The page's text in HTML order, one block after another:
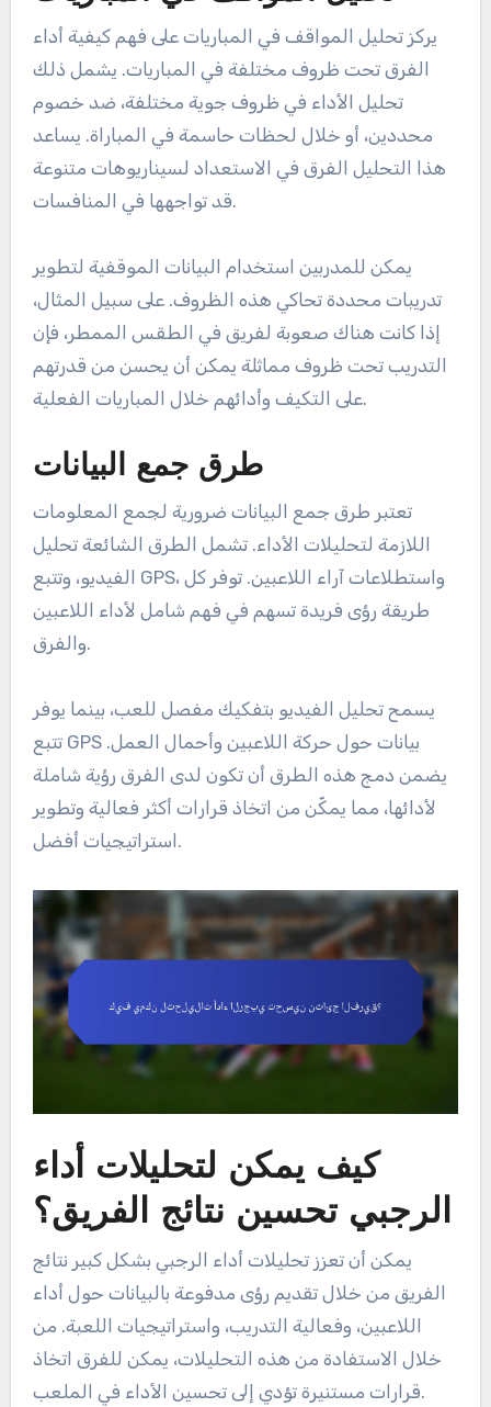
يركز تحليل المواقف في المباريات على فهم كيفية أداء
الفرق تحت ظروف مختلفة في المباريات. يشمل ذلك
تحليل الأداء في ظروف جوية مختلفة، ضد خصوم
محددين، أو خلال لحظات حاسمة في المباراة. يساعد
هذا التحليل الفرق في الاستعداد لسيناريوهات متنوعة
قد تواجهها في المنافسات.
يمكن للمدربين استخدام البيانات الموقفية لتطوير
تدريبات محددة تحاكي هذه الظروف. على سبيل المثال،
إذا كانت هناك صعوبة لفريق في الطقس الممطر، فإن
التدريب تحت ظروف مماثلة يمكن أن يحسن من قدرتهم
على التكيف وأدائهم خلال المباريات الفعلية.
طرق جمع البيانات
تعتبر طرق جمع البيانات ضرورية لجمع المعلومات
اللازمة لتحليلات الأداء. تشمل الطرق الشائعة تحليل
الفيديو، وتتبع GPS، واستطلاعات آراء اللاعبين. توفر كل
طريقة رؤى فريدة تسهم في فهم شامل لأداء اللاعبين
والفرق.
يسمح تحليل الفيديو بتفكيك مفصل للعب، بينما يوفر
تتبع GPS بيانات حول حركة اللاعبين وأحمال العمل.
يضمن دمج هذه الطرق أن تكون لدى الفرق رؤية شاملة
لأدائها، مما يمكّن من اتخاذ قرارات أكثر فعالية وتطوير
استراتيجيات أفضل.
كيف يمكن لتحليلات أداء
الرجبي تحسين نتائج الفريق؟
يمكن أن تعزز تحليلات أداء الرجبي بشكل كبير نتائج
الفريق من خلال تقديم رؤى مدفوعة بالبيانات حول أداء
اللاعبين، وفعالية التدريب، واستراتيجيات اللعبة. من
خلال الاستفادة من هذه التحليلات، يمكن للفرق اتخاذ
قرارات مستنيرة تؤدي إلى تحسين الأداء في الملعب.